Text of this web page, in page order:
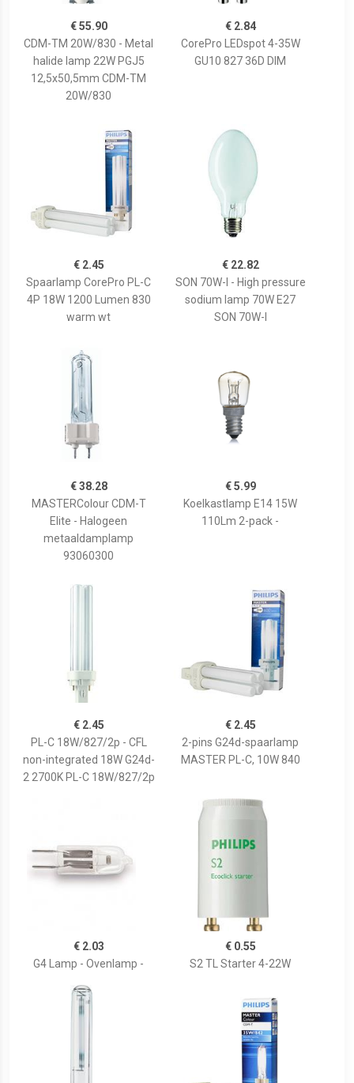
€ 55.90
CDM-TM 20W/830 - Metal
halide lamp 22W PGJ5
12,5x50,5mm CDM-TM
20W/830
€ 2.84
CorePro LEDspot 4-35W
GU10 827 36D DIM
€ 2.45
Spaarlamp CorePro PL-C
4P 18W 1200 Lumen 830
warm wt
€ 22.82
SON 70W-I - High pressure
sodium lamp 70W E27
SON 70W-I
€ 38.28
MASTERColour CDM-T
Elite - Halogeen
metaaldamplamp
93060300
€ 5.99
Koelkastlamp E14 15W
110Lm 2-pack -
€ 2.45
PL-C 18W/827/2p - CFL
non-integrated 18W G24d-
2 2700K PL-C 18W/827/2p
€ 2.45
2-pins G24d-spaarlamp
MASTER PL-C, 10W 840
€ 2.03
G4 Lamp - Ovenlamp -
€ 0.55
S2 TL Starter 4-22W